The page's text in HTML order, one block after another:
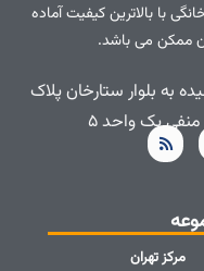
با بالاترین کیفیت آماده
ممکن می باشد.
به بلوار ستارخان پلاک
مرکز تهران